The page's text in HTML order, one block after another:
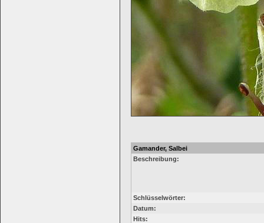
Gamander, Salbei
Beschreibung:
Schlüsselwörter:
Datum:
Hits: